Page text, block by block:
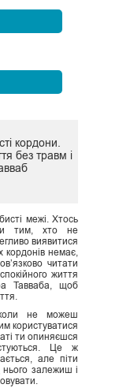
кордони.
без травм і
межі. Хтось
тим, хто не
виявитися
кордонів немає,
читати
життя
Тавваба, щоб
коли не можеш
користуватися
ти опиняєшся
Це ж
але піти
залежиш і